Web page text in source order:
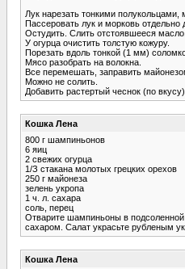
Лук нарезать тонкими полукольцами,
Пассеровать лук и морковь отдельно
Остудить. Слить отстоявшееся масло.
У огурца очистить толстую кожуру.
Порезать вдоль тонкой (1 мм)
Мясо разобрать на волокна.
Все перемешать, заправить
Можно не солить.
Добавить растертый чеснок (по вкусу).
Кошка Лена
800 г шампиньонов
6 яиц
2 свежих огурца
1/З стакана молотых грецких орехов
250 г майонеза
зелень укропа
1 ч. л. сахара
соль, перец
Отварите шампиньоны в
сахаром. Салат украсьте рубленым
Кошка Лена